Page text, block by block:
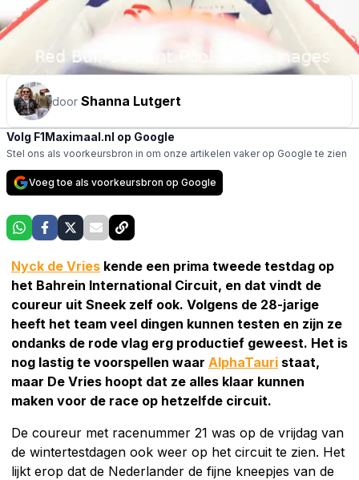
door Shanna Lutgert
Volg F1Maximaal.nl op Google
Stel ons als voorkeursbron in om onze artikelen vaker op Google te zien
Voeg toe als voorkeursbron op Google
Nyck de Vries kende een prima tweede testdag op
het Bahrein International Circuit, en dat vindt de
coureur uit Sneek zelf ook. Volgens de 28-jarige
heeft het team veel dingen kunnen testen en zijn ze
ondanks de rode vlag erg productief geweest. Het is
nog lastig te voorspellen waar AlphaTauri staat,
maar De Vries hoopt dat ze alles klaar kunnen
maken voor de race op hetzelfde circuit.
De coureur met racenummer 21 was op de vrijdag van
de wintertestdagen ook weer op het circuit te zien. Het
lijkt erop dat de Nederlander de fijne kneepjes van de